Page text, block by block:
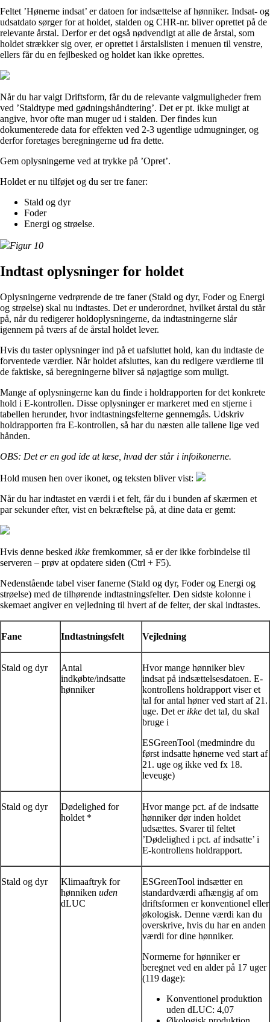
Feltet ’Hønerne indsat’ er datoen for indsættelse af hønniker. Indsat- og
udsatdato sørger for at holdet, stalden og CHR-nr. bliver oprettet på de
relevante årstal. Derfor er det også nødvendigt at alle de årstal, som
holdet strækker sig over, er oprettet i årstalslisten i menuen til venstre,
ellers får du en fejlbesked og holdet kan ikke oprettes.
Når du har valgt Driftsform, får du de relevante valgmuligheder frem
ved ’Staldtype med gødningshåndtering’. Det er pt. ikke muligt at
angive, hvor ofte man muger ud i stalden. Der findes kun
dokumenterede data for effekten ved 2-3 ugentlige udmugninger, og
derfor foretages beregningerne ud fra dette.
Gem oplysningerne ved at trykke på ’Opret’.
Holdet er nu tilføjet og du ser tre faner:
Stald og dyr
Foder
Energi og strøelse.
Figur 10
Indtast oplysninger for holdet
Oplysningerne vedrørende de tre faner (Stald og dyr, Foder og Energi
og strøelse) skal nu indtastes. Det er underordnet, hvilket årstal du står
på, når du redigerer holdoplysningerne, da indtastningerne slår
igennem på tværs af de årstal holdet lever.
Hvis du taster oplysninger ind på et uafsluttet hold, kan du indtaste de
forventede værdier. Når holdet afsluttes, kan du redigere værdierne til
de faktiske, så beregningerne bliver så nøjagtige som muligt.
Mange af oplysningerne kan du finde i holdrapporten for det konkrete
hold i E-kontrollen. Disse oplysninger er markeret med en stjerne i
tabellen herunder, hvor indtastningsfelterne gennemgås. Udskriv
holdrapporten fra E-kontrollen, så har du næsten alle tallene lige ved
hånden.
OBS: Det er en god ide at læse, hvad der står i infoikonerne.
Hold musen hen over ikonet, og teksten bliver vist:
Når du har indtastet en værdi i et felt, får du i bunden af skærmen et
par sekunder efter, vist en bekræftelse på, at dine data er gemt:
Hvis denne besked ikke fremkommer, så er der ikke forbindelse til
serveren – prøv at opdatere siden (Ctrl + F5).
Nedenstående tabel viser fanerne (Stald og dyr, Foder og Energi og
strøelse) med de tilhørende indtastningsfelter. Den sidste kolonne i
skemaet angiver en vejledning til hvert af de felter, der skal indtastes.
Fane Indtastningsfelt Vejledning
Stald og dyr
Antal
indkøbte/indsatte
hønniker
Hvor mange hønniker blev
indsat på indsættelsesdatoen. E-
kontrollens holdrapport viser et
tal for antal høner ved start af 21.
uge. Det er ikke det tal, du skal
bruge i
ESGreenTool (medmindre du
først indsatte hønerne ved start af
21. uge og ikke ved fx 18.
leveuge)
Stald og dyr
Dødelighed for
holdet *
Hvor mange pct. af de indsatte
hønniker dør inden holdet
udsættes. Svarer til feltet
’Dødelighed i pct. af indsatte’ i
E-kontrollens holdrapport.
Stald og dyr
Klimaaftryk for
hønniken uden
dLUC
ESGreenTool indsætter en
standardværdi afhængig af om
driftsformen er konventionel eller
økologisk. Denne værdi kan du
overskrive, hvis du har en anden
værdi for dine hønniker.
Normerne for hønniker er
beregnet ved en alder på 17 uger
(119 dage):
Konventionel produktion
uden dLUC: 4,07